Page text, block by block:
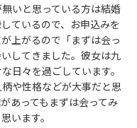
いと思っている方は結婚
ているので、お申込みを
上がるので「まずは会っ
してきました。彼女は九
日々を過ごしています。
や性格などが大事だと思
あってもまずは会ってみ
います。